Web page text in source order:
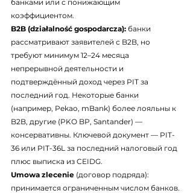
банками или с понижающим
коэффициентом.
B2B (działalność gospodarcza): банки
рассматривают заявителей с B2B, но
требуют минимум 12–24 месяца
непрерывной деятельности и
подтверждённый доход через PIT за
последний год. Некоторые банки
(например, Pekao, mBank) более лояльны к
B2B, другие (PKO BP, Santander) —
консервативны. Ключевой документ — PIT-
36 или PIT-36L за последний налоговый год
плюс выписка из CEIDG.
Umowa zlecenie (договор подряда):
принимается ограниченным числом банков.